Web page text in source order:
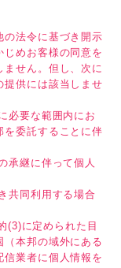
法令に基づき開示
めお客様の同意を
せん。但し、次に
供には該当しませ
必要な範囲内にお
委託することに伴
承継に伴って個人
共同利用する場合
(3)に定められた目
本邦の域外にある
業者に個人情報を